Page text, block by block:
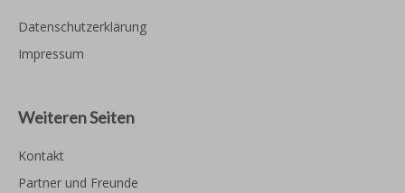
Datenschutzerklärung
Impressum
Weiteren Seiten
Kontakt
Partner und Freunde